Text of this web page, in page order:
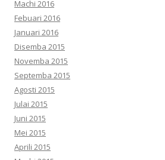
Machi 2016
Febuari 2016
Januari 2016
Disemba 2015
Novemba 2015
Septemba 2015
Agosti 2015
Julai 2015
Juni 2015
Mei 2015
Aprili 2015